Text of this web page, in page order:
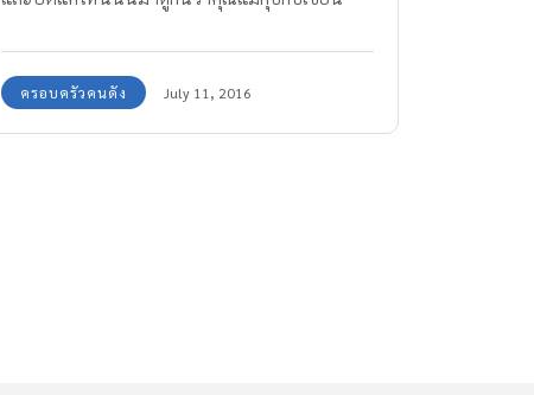
ครอบครัวคนดัง July 11, 2016